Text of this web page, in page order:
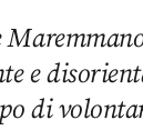
e
di